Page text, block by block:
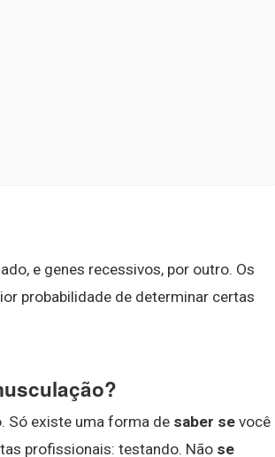
e genes recessivos, por outro. Os
probabilidade de determinar certas
Só existe uma forma de saber se você
profissionais: testando. Não se